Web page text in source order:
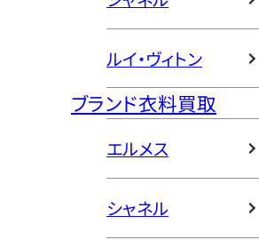
ルイ・ヴィトン
ブランド衣料買取
エルメス
シャネル